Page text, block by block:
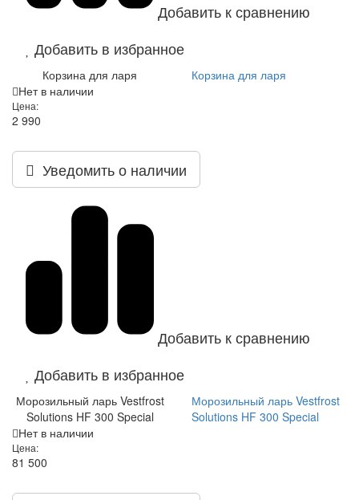
Добавить к сравнению
Добавить в избранное
Корзина для ларя
Корзина для ларя
Нет в наличии
Цена:
2 990
Уведомить о наличии
Добавить к сравнению
Добавить в избранное
Морозильный ларь Vestfrost
Solutions HF 300 Special
Морозильный ларь Vestfrost
Solutions HF 300 Special
Нет в наличии
Цена:
81 500